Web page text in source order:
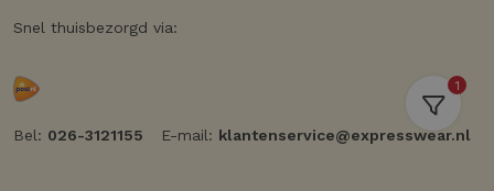
1
Snel thuisbezorgd via:
Bel: 026-3121155 E-mail: klantenservice@expresswear.nl